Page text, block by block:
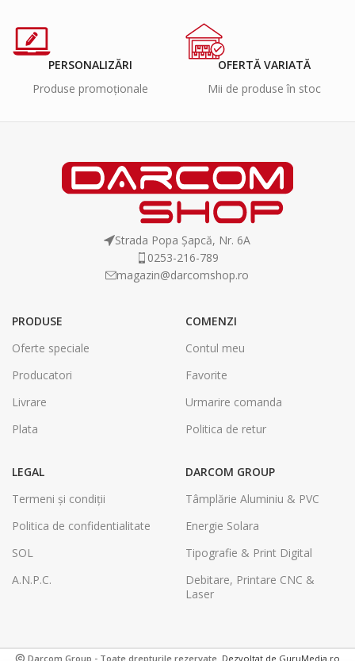
PERSONALIZĂRI
Produse promoționale
OFERTĂ VARIATĂ
Mii de produse în stoc
Strada Popa Șapcă, Nr. 6A
0253-216-789
magazin@darcomshop.ro
PRODUSE
Oferte speciale
Producatori
Livrare
Plata
COMENZI
Contul meu
Favorite
Urmarire comanda
Politica de retur
LEGAL
Termeni și condiții
Politica de confidentialitate
SOL
A.N.P.C.
DARCOM GROUP
Tâmplărie Aluminiu & PVC
Energie Solara
Tipografie & Print Digital
Debitare, Printare CNC &
Laser
Darcom Group - Toate drepturile rezervate. Dezvoltat de GuruMedia.ro